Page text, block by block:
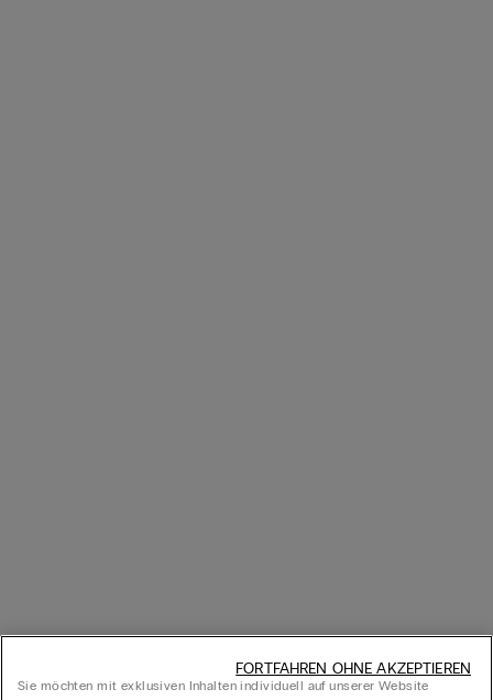
Sie möchten mit exklusiven Inhalten individuell auf unserer Website
FORTFAHREN OHNE AKZEPTIEREN